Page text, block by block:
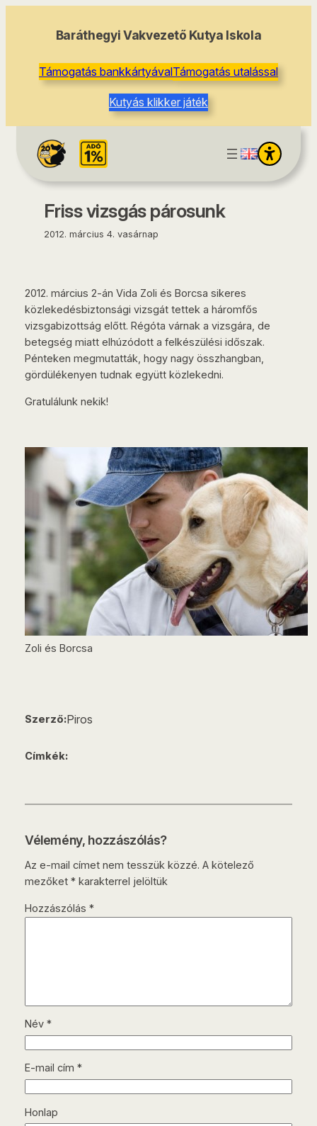
Baráthegyi Vakvezető Kutya Iskola
Támogatás bankkártyávalTámogatás utalással
Kutyás klikker játék
Friss vizsgás párosunk
2012. március 4. vasárnap
2012. március 2-án Vida Zoli és Borcsa sikeres
közlekedésbiztonsági vizsgát tettek a háromfős
vizsgabizottság előtt. Régóta várnak a vizsgára, de
betegség miatt elhúzódott a felkészülési időszak.
Pénteken megmutatták, hogy nagy összhangban,
gördülékenyen tudnak együtt közlekedni.
Gratulálunk nekik!
Zoli és Borcsa
Szerző:Piros
Címkék:
Vélemény, hozzászólás?
Az e-mail címet nem tesszük közzé. A kötelező
mezőket *karakterrel jelöltük
Hozzászólás *
Név *
E-mail cím *
Honlap